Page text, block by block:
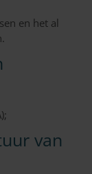
en het al
van